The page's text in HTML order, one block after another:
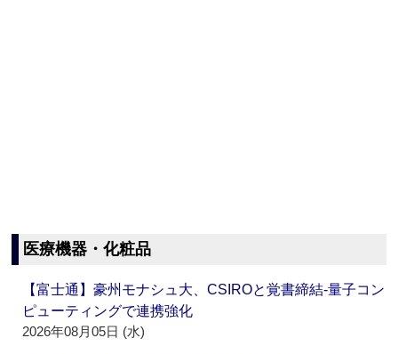
医療機器・化粧品
【富士通】豪州モナシュ大、CSIROと覚書締結‐量子コン
ピューティングで連携強化
2026年08月05日 (水)